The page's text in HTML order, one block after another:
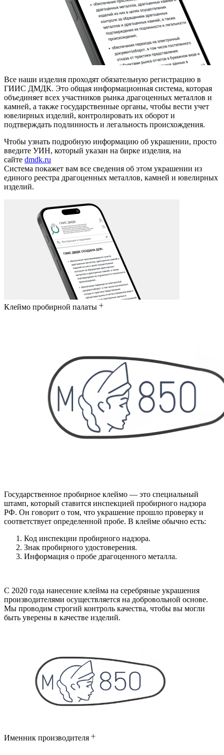
Все наши изделия проходят обязательную регистрацию в
ГИИС ДМДК. Это общая информационная система, которая
объединяет всех участников рынка драгоценных металлов и
камней, а также государственные органы, чтобы вести учет
ювелирных изделий, контролировать их оборот и
подтверждать подлинность и легальность происхождения.
Чтобы узнать подробную информацию об украшении, просто
введите УИН, который указан на бирке изделия, на
сайте dmdk.ru
Система покажет вам все сведения об этом украшении из
единого реестра драгоценных металлов, камней и ювелирных
изделий.
Клеймо пробирной палаты
Государственное пробирное клеймо — это специальный
штамп, который ставится инспекцией пробирного надзора
РФ. Он говорит о том, что украшение прошло проверку и
соответствует определенной пробе. В клейме обычно есть:
Код инспекции пробирного надзора.
Знак пробирного удостоверения.
Информация о пробе драгоценного металла.
С 2020 года нанесение клейма на серебряные украшения
производителями осуществляется на добровольной основе.
Мы проводим строгий контроль качества, чтобы вы могли
быть уверены в качестве изделий.
Именник производителя